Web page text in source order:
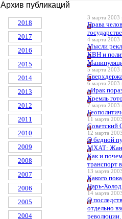
Архив публикаций
2018
2017
2016
2015
2014
2013
2012
2011
2010
2009
2008
2007
2006
2005
2004
3 марта 2003
Права
государстве
4 марта 2003
Мысли
КВН и
5 марта 2003
6 марта 2003
«Ирак
Кремль
7 марта 2003
11 марта
Советский
12 марта
О бедной
МХАТ: Жан
Как и
транспорт
13 марта
Какого
Царь-Холод
14 марта
О
отдельно
революции.